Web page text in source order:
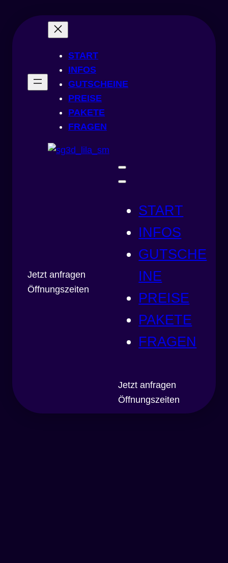
Inhalt
springen
START
INFOS
GUTSCHEINE
PREISE
PAKETE
FRAGEN
Jetzt anfragen
Öffnungszeiten
START
INFOS
GUTSCHE
INE
PREISE
PAKETE
FRAGEN
Jetzt anfragen
Öffnungszeiten